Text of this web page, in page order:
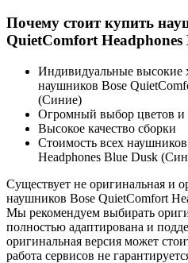
Почему стоит купить
QuietComfort
Индивидуальные высокие
наушников Bose
(Синие)
Огромный выбор цветов и
Высокое качество сборки
Стоимость всех
Headphones Blue Dusk
Существует не оригинальная и
наушников Bose QuietComfort
Мы рекомендуем выбирать
полностью адаптирована и
оригинальная версия может
работа сервисов не